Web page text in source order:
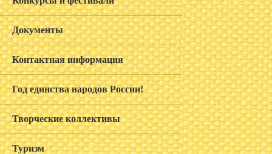
Документы
Контактная информация
Год единства народов России!
Творческие коллективы
Туризм